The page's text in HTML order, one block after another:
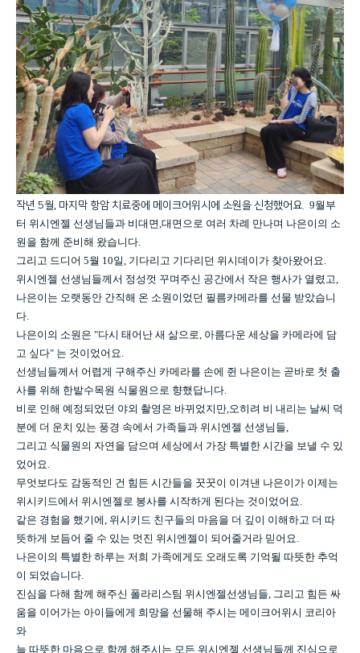
작년 5월, 마지막 항암 치료중에 메이크어위시에 소원을 신청했어요.
9월부
터 위시엔젤 선생님들과 비대면,대면으로 여러 차례 만나며 나은이의 소
원을 함께 준비해 왔습니다.
그리고 드디어 5월 10일, 기다리고 기다리던 위시데이가 찾아왔어요.
위시엔젤 선생님들께서 정성껏 꾸며주신 공간에서 작은 행사가 열렸고,
나은이는 오랫동안 간직해 온 소원이었던 필름카메라를 선물 받았습니
다.
나은이의 소원은 "다시 태어난 새 삶으로, 아름다운 세상을 카메라에 담
고 싶다" 는 것이었어요.
선생님들께서 어렵게 구해주신 카메라를 손에 쥔 나은이는 곧바로 첫 출
사를 위해 한밭수목원 식물원으로 향했답니다.
비로 인해 예정되었던 야외 촬영은 바뀌었지만,오히려 비 내리는 날씨 덕
분에 더 운치 있는 풍경 속에서 가족들과 위시엔젤 선생님들,
그리고 식물원의 자연을 담으며 세상에서 가장 특별한 시간을 보낼 수 있
었어요.
무엇보다도 감동적인 건 힘든 시간들을 꿋꿋이 이겨낸 나은이가 이제는
위시키드에서 위시엔젤로 봉사를 시작하게 된다는 것이었어요.
같은 경험을 했기에, 위시키드 친구들의 마음을 더 깊이 이해하고 더 따
뜻하게 보듬어 줄 수 있는 멋진 위시엔젤이 되어줄거라 믿어요.
나은이의 특별한 하루는 저희 가족에게도 오래도록 기억될 따뜻한 추억
이 되었습니다.
진심을 다해 함께 해주신 폴라리스팀 위시엔젤선생님들, 그리고 힘든 싸
움을 이어가는 아이들에게 희망을 선물해 주시는 메이크어위시 코리아
와
늘 따뜻한 마음으로 함께 해주시는 모든 위시엔젤 선생님들께 진심으로